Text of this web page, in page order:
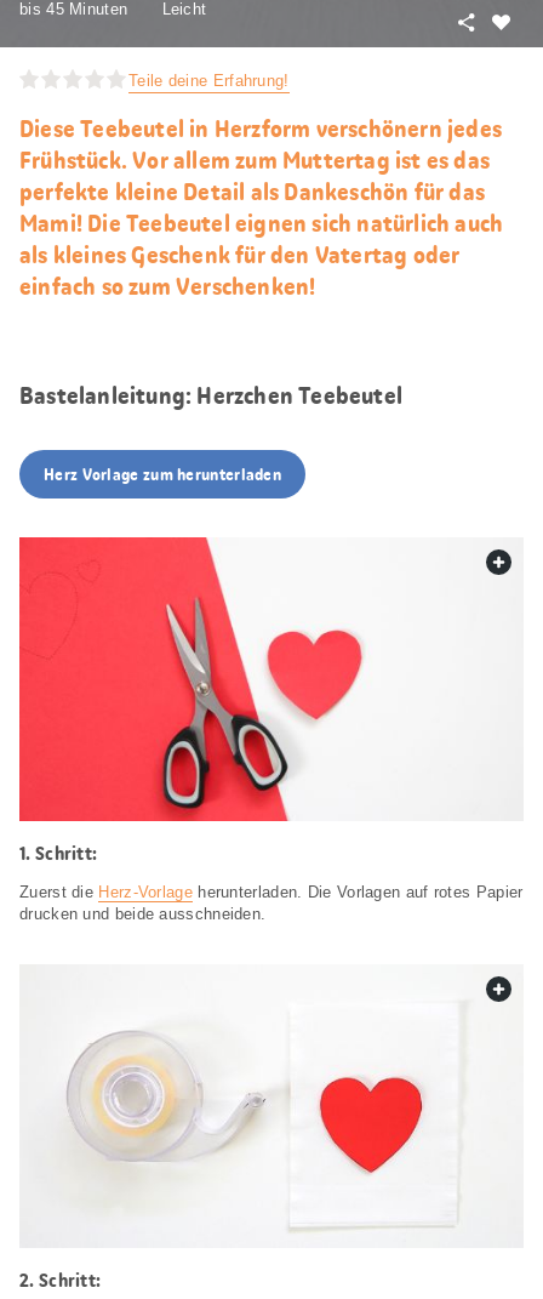
Teile deine Erfahrung!
bis 45 Minuten
Leicht
Teilen
Diese Teebeutel in Herzform verschönern jedes
Frühstück. Vor allem zum Muttertag ist es das
perfekte kleine Detail als Dankeschön für das
Mami! Die Teebeutel eignen sich natürlich auch
als kleines Geschenk für den Vatertag oder
einfach so zum Verschenken!
Bastelanleitung: Herzchen Teebeutel
Herz Vorlage zum herunterladen
Schritt:
Zuerst die Herz-Vorlageherunterladen. Die Vorlagen auf rotes Papier
drucken und beide ausschneiden.
Schritt: